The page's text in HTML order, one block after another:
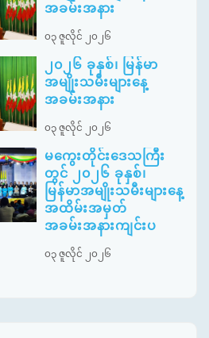
အခမ်းအနား
၀၃ ဇူလိုင် ၂၀၂၆
၂၀၂၆ ခုနှစ်၊ မြန်မာ
အမျိုးသမီးများနေ့
အခမ်းအနား
၀၃ ဇူလိုင် ၂၀၂၆
မကွေးတိုင်းဒေသကြီး
တွင် ၂၀၂၆ ခုနှစ်၊
မြန်မာအမျိုးသမီးများနေ့
အထိမ်းအမှတ်
အခမ်းအနားကျင်းပ
၀၃ ဇူလိုင် ၂၀၂၆